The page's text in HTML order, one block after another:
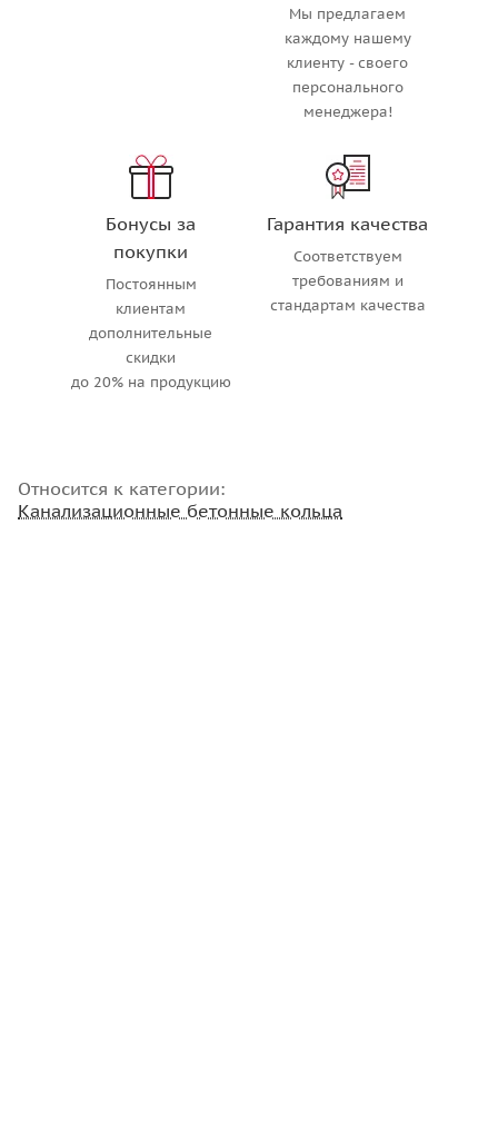
Мы предлагаем
каждому нашему
клиенту - своего
персонального
менеджера!
Бонусы за
покупки
Постоянным
клиентам
дополнительные
скидки
до 20% на продукцию
Гарантия качества
Соответствуем
требованиям и
стандартам качества
Относится к категории:
Канализационные бетонные кольца